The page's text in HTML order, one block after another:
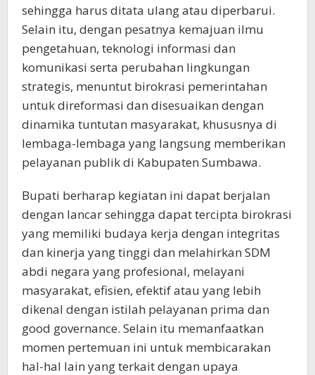
sehingga harus ditata ulang atau diperbarui.
Selain itu, dengan pesatnya kemajuan ilmu
pengetahuan, teknologi informasi dan
komunikasi serta perubahan lingkungan
strategis, menuntut birokrasi pemerintahan
untuk direformasi dan disesuaikan dengan
dinamika tuntutan masyarakat, khususnya di
lembaga-lembaga yang langsung memberikan
pelayanan publik di Kabupaten Sumbawa.
Bupati berharap kegiatan ini dapat berjalan
dengan lancar sehingga dapat tercipta birokrasi
yang memiliki budaya kerja dengan integritas
dan kinerja yang tinggi dan melahirkan SDM
abdi negara yang profesional, melayani
masyarakat, efisien, efektif atau yang lebih
dikenal dengan istilah pelayanan prima dan
good governance. Selain itu memanfaatkan
momen pertemuan ini untuk membicarakan
hal-hal lain yang terkait dengan upaya